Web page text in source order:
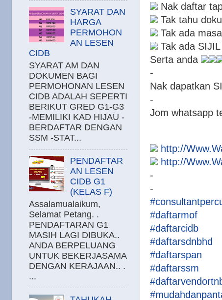
Nak daftar
Tak tahu
Tak ada
Tak ada
Serta anda
-
Nak dapatkan
-
Jom whatsapp
http://
http://
-
-
#daftarmof
#daftarcidb
#daftarsdnbhd
#daftarspan
#daftarssm
SYARAT DAN
HARGA
PERMOHON
AN LESEN
CIDB
SYARAT AM DAN
DOKUMEN BAGI
PERMOHONAN LESEN
CIDB ADALAH SEPERTI
BERIKUT GRED G1-G3
-MEMILIKI KAD HIJAU -
BERDAFTAR DENGAN
SSM -STAT...
PENDAFTAR
AN LESEN
CIDB G1
(KELAS F)
Assalamualaikum,
Selamat Petang. .
PENDAFTARAN G1
MASIH LAGI DIBUKA..
ANDA BERPELUANG
UNTUK BEKERJASAMA
DENGAN KERAJAAN.. .
...